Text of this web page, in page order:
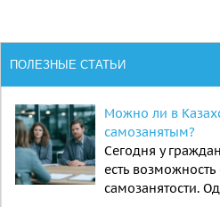
ПОЛЕЗНЫЕ СТАТЬИ
Можно ли в
самозанятым?
Сегодня у
есть
самозанятости.